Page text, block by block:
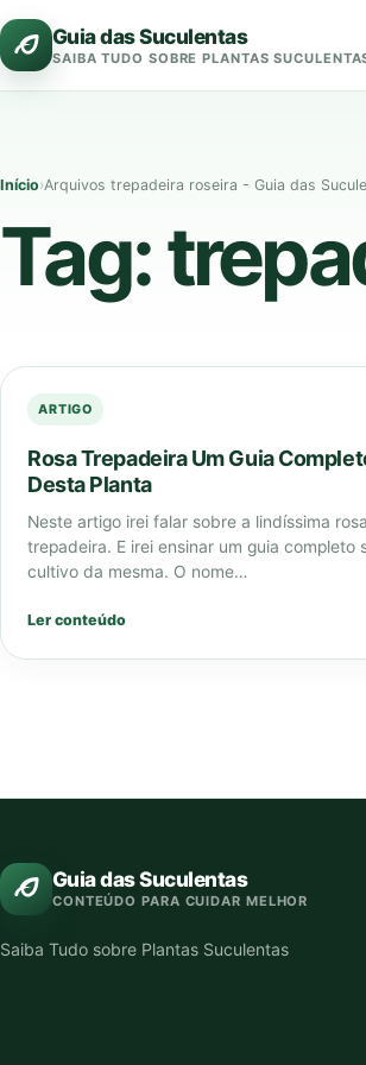
Pular
para
Guia das Suculentas
SAIBA TUDO SOBRE PLANTAS
Início›Arquivos trepadeira roseira - Guia das
Tag:
ARTIGO
Rosa Trepadeira Um Guia
Desta Planta
Neste artigo irei falar sobre a lindíssima rosa
trepadeira. E irei ensinar um guia completo
cultivo da mesma. O nome…
Ler conteúdo
Guia das Suculentas
CONTEÚDO PARA CUIDAR MELHOR
Saiba Tudo sobre Plantas Suculentas